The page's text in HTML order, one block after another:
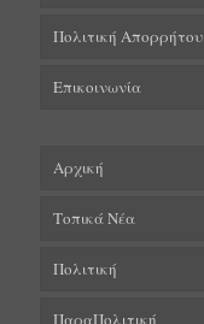
Πολιτική Απορρήτου
Επικοινωνία
Αρχική
Τοπικά Νέα
Πολιτική
ΠαραΠολιτική